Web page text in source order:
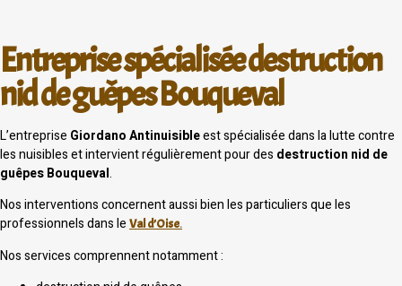
Entreprise spécialisée destruction
nid de guêpes Bouqueval
L’entreprise Giordano Antinuisibleest spécialisée dans la lutte contre
les nuisibles et intervient régulièrement pour des destruction nid de
guêpes Bouqueval.
Nos interventions concernent aussi bien les particuliers que les
professionnels dans le Val d’Oise.
Nos services comprennent notamment :